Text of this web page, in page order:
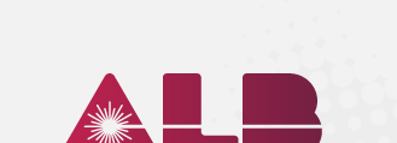
Zum Hauptinhalt springen